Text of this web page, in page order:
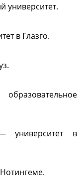
университет.
в Глазго.
университет в